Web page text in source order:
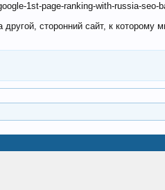
1st-page-ranking-with-russia-seo-
сторонний сайт, к